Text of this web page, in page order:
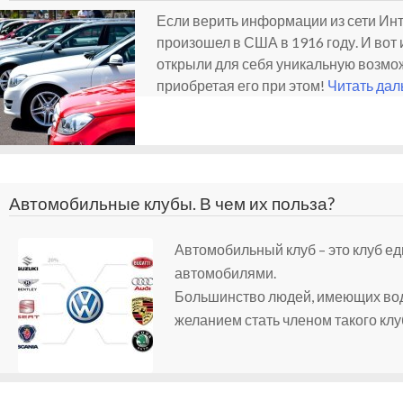
Если верить информации из сети
произошел в США в 1916 году. И
открыли для себя уникальную
приобретая его при этом! Читать
Автомобильные клубы. В чем их польза?
Автомобильный клуб – это клуб
автомобилями.
Большинство людей, имеющих
желанием стать членом такого